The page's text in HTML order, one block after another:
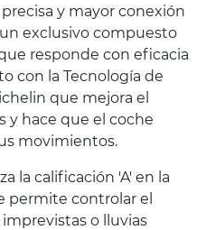
y mayor conexión
exclusivo compuesto
responde con eficacia
con la Tecnología de
que mejora el
y hace que el coche
movimientos.
la calificación 'A' en la
permite controlar el
o lluvias